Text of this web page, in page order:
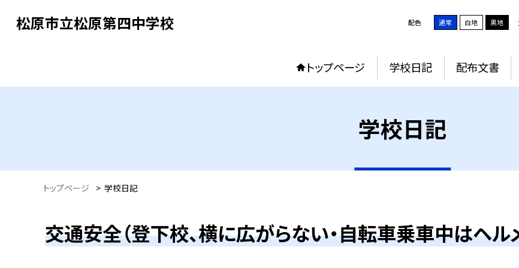
松原市立松原第四中学校 配色 通常 白地 黒地
トップページ 学校日記 配布文書
学校日記
トップページ > 学校日記
交通安全（登下校、横に広がらない・自転車乗車中はヘル